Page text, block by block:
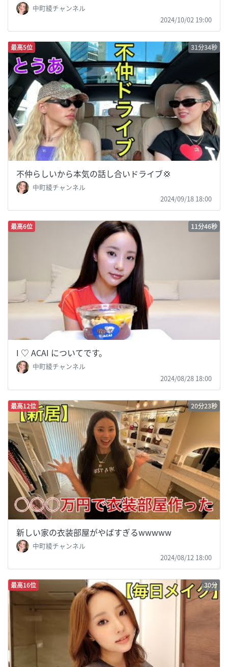
中町綾チャンネル
2024/10/02 19:00
最高5位 31分34秒
不仲らしいから本気の話し合いドライブ💢
中町綾チャンネル
2024/09/18 18:00
最高6位 11分46秒
I ♡ ACAI についてです。
中町綾チャンネル
2024/08/28 18:00
最高12位 20分23秒
新しい家の衣装部屋がやばすぎるwwwww
中町綾チャンネル
2024/08/12 18:00
最高16位 30分